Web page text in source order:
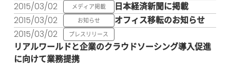
2015/03/02 メディア掲載 日本経済新聞に掲載
2015/03/02 お知らせ オフィス移転のお知らせ
2015/03/02 プレスリリース
リアルワールドと企業のクラウドソーシング導入促進
に向けて業務提携